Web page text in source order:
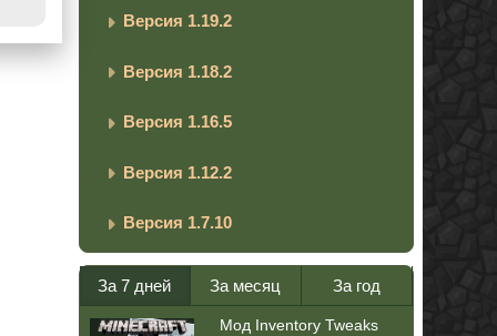
Версия 1.19.2
Версия 1.18.2
Версия 1.16.5
Версия 1.12.2
Версия 1.7.10
За 7 дней За месяц За год
Мод Inventory Tweaks